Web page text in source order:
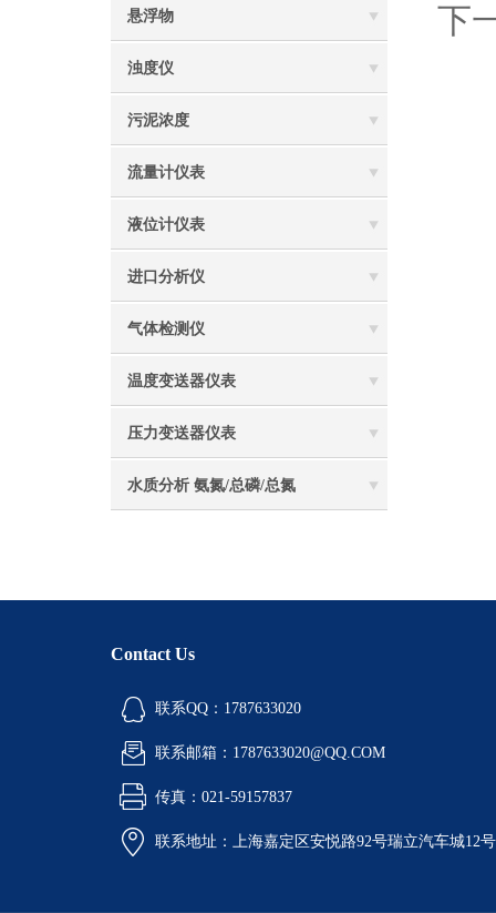
悬浮物
浊度仪
污泥浓度
流量计仪表
液位计仪表
进口分析仪
气体检测仪
温度变送器仪表
压力变送器仪表
水质分析 氨氮/总磷/总氮
下
Contact Us
联系QQ：1787633020
联系邮箱：1787633020@QQ.COM
传真：021-59157837
联系地址：上海嘉定区安悦路92号瑞立汽车城12